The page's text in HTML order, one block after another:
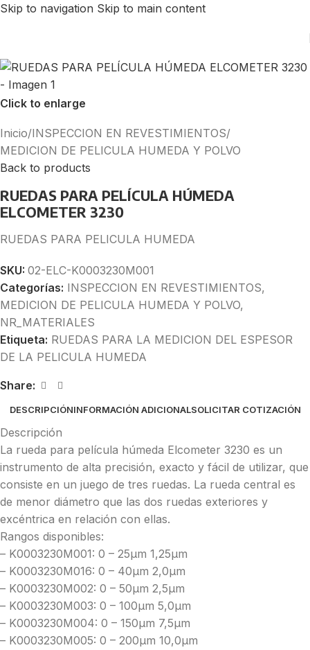
Skip to navigation Skip to main content
Click to enlarge
Inicio/INSPECCION EN REVESTIMIENTOS/
MEDICION DE PELICULA HUMEDA Y POLVO
Back to products
RUEDAS PARA PELÍCULA HÚMEDA
ELCOMETER 3230
RUEDAS PARA PELICULA HUMEDA
SKU: 02-ELC-K0003230M001
Categorías: INSPECCION EN REVESTIMIENTOS,
MEDICION DE PELICULA HUMEDA Y POLVO,
NR_MATERIALES
Etiqueta: RUEDAS PARA LA MEDICION DEL ESPESOR
DE LA PELICULA HUMEDA
Share:
DESCRIPCIÓNINFORMACIÓN ADICIONALSOLICITAR COTIZACIÓN
Descripción
La rueda para película húmeda Elcometer 3230 es un
instrumento de alta precisión, exacto y fácil de utilizar, que
consiste en un juego de tres ruedas. La rueda central es
de menor diámetro que las dos ruedas exteriores y
excéntrica en relación con ellas.
Rangos disponibles:
– K0003230M001: 0 – 25μm 1,25μm
– K0003230M016: 0 – 40μm 2,0μm
– K0003230M002: 0 – 50μm 2,5μm
– K0003230M003: 0 – 100μm 5,0μm
– K0003230M004: 0 – 150μm 7,5μm
– K0003230M005: 0 – 200μm 10,0μm